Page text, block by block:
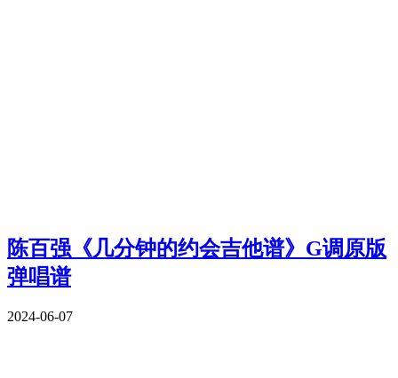
陈百强《几分钟的约会吉他谱》G调原版
弹唱谱
2024-06-07